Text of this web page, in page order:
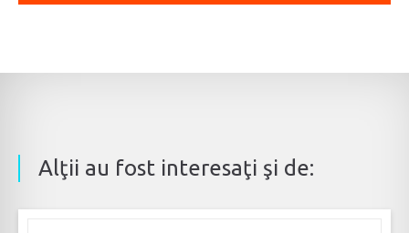
Alţii au fost interesaţi şi de: